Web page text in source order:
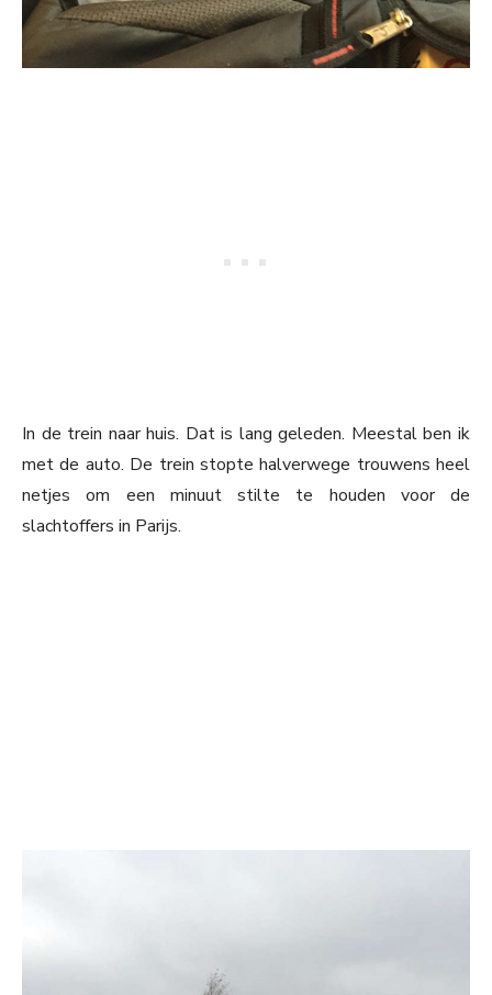
In de trein naar huis. Dat is lang geleden. Meestal ben ik
met de auto. De trein stopte halverwege trouwens heel
netjes om een minuut stilte te houden voor de
slachtoffers in Parijs.